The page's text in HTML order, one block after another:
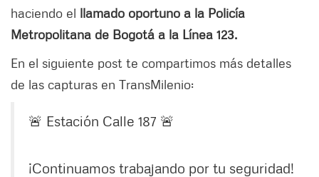
haciendo el llamado oportuno a la Policía
Metropolitana de Bogotá a la Línea 123.
En el siguiente post te compartimos más detalles
de las capturas en TransMilenio:
🚨 Estación Calle 187 🚨
¡Continuamos trabajando por tu seguridad!